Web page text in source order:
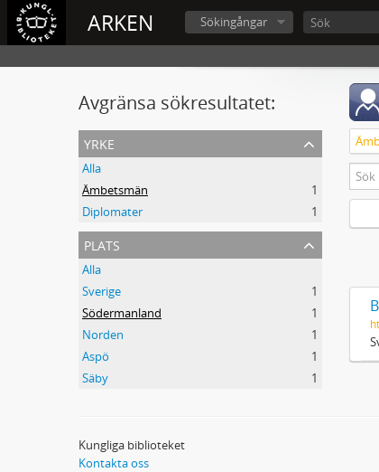
ARKEN Sökingångar
Avgränsa sökresultatet:
yrke
Alla
Ämbetsmän
1
Diplomater
1
plats
Alla
Sverige
1
Södermanland
1
Norden
1
Aspö
1
Säby
1
Kungliga biblioteket
Kontakta oss